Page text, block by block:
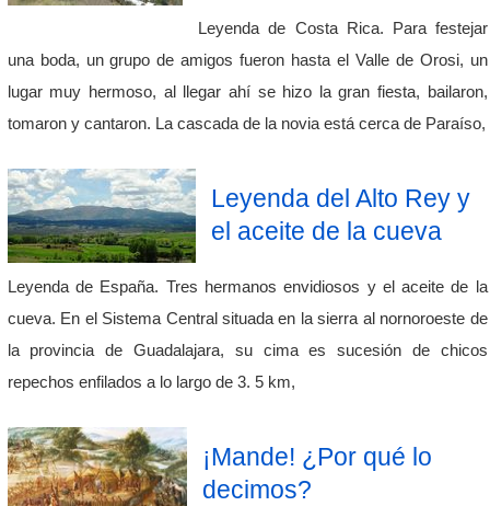
Leyenda de Costa Rica. Para festejar
una boda, un grupo de amigos fueron hasta el Valle de Orosi, un
lugar muy hermoso, al llegar ahí se hizo la gran fiesta, bailaron,
tomaron y cantaron. La cascada de la novia está cerca de Paraíso,
Leyenda del Alto Rey y
el aceite de la cueva
Leyenda de España. Tres hermanos envidiosos y el aceite de la
cueva. En el Sistema Central situada en la sierra al nornoroeste de
la provincia de Guadalajara, su cima es sucesión de chicos
repechos enfilados a lo largo de 3. 5 km,
¡Mande! ¿Por qué lo
decimos?